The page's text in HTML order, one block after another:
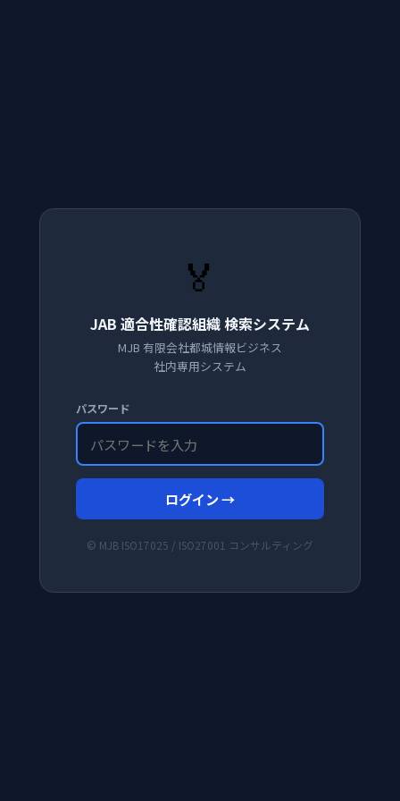
🏅
JAB 適合性確認組織 検索システム
MJB 有限会社都城情報ビジネス
社内専用システム
パスワード
ログイン →
© MJB ISO17025 / ISO27001 コンサルティング